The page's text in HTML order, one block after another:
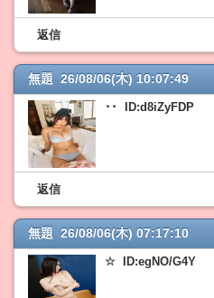
返信
無題 26/08/06(木) 10:07:49
･･ ID:d8iZyFDP
返信
無題 26/08/06(木) 07:17:10
☆ ID:egNO/G4Y